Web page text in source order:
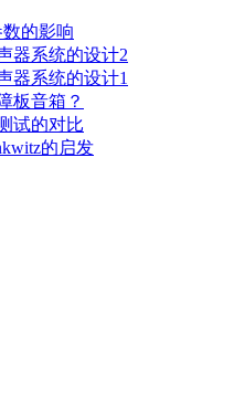
的影响
器系统的设计2
器系统的设计1
板音箱？
试的对比
的启发